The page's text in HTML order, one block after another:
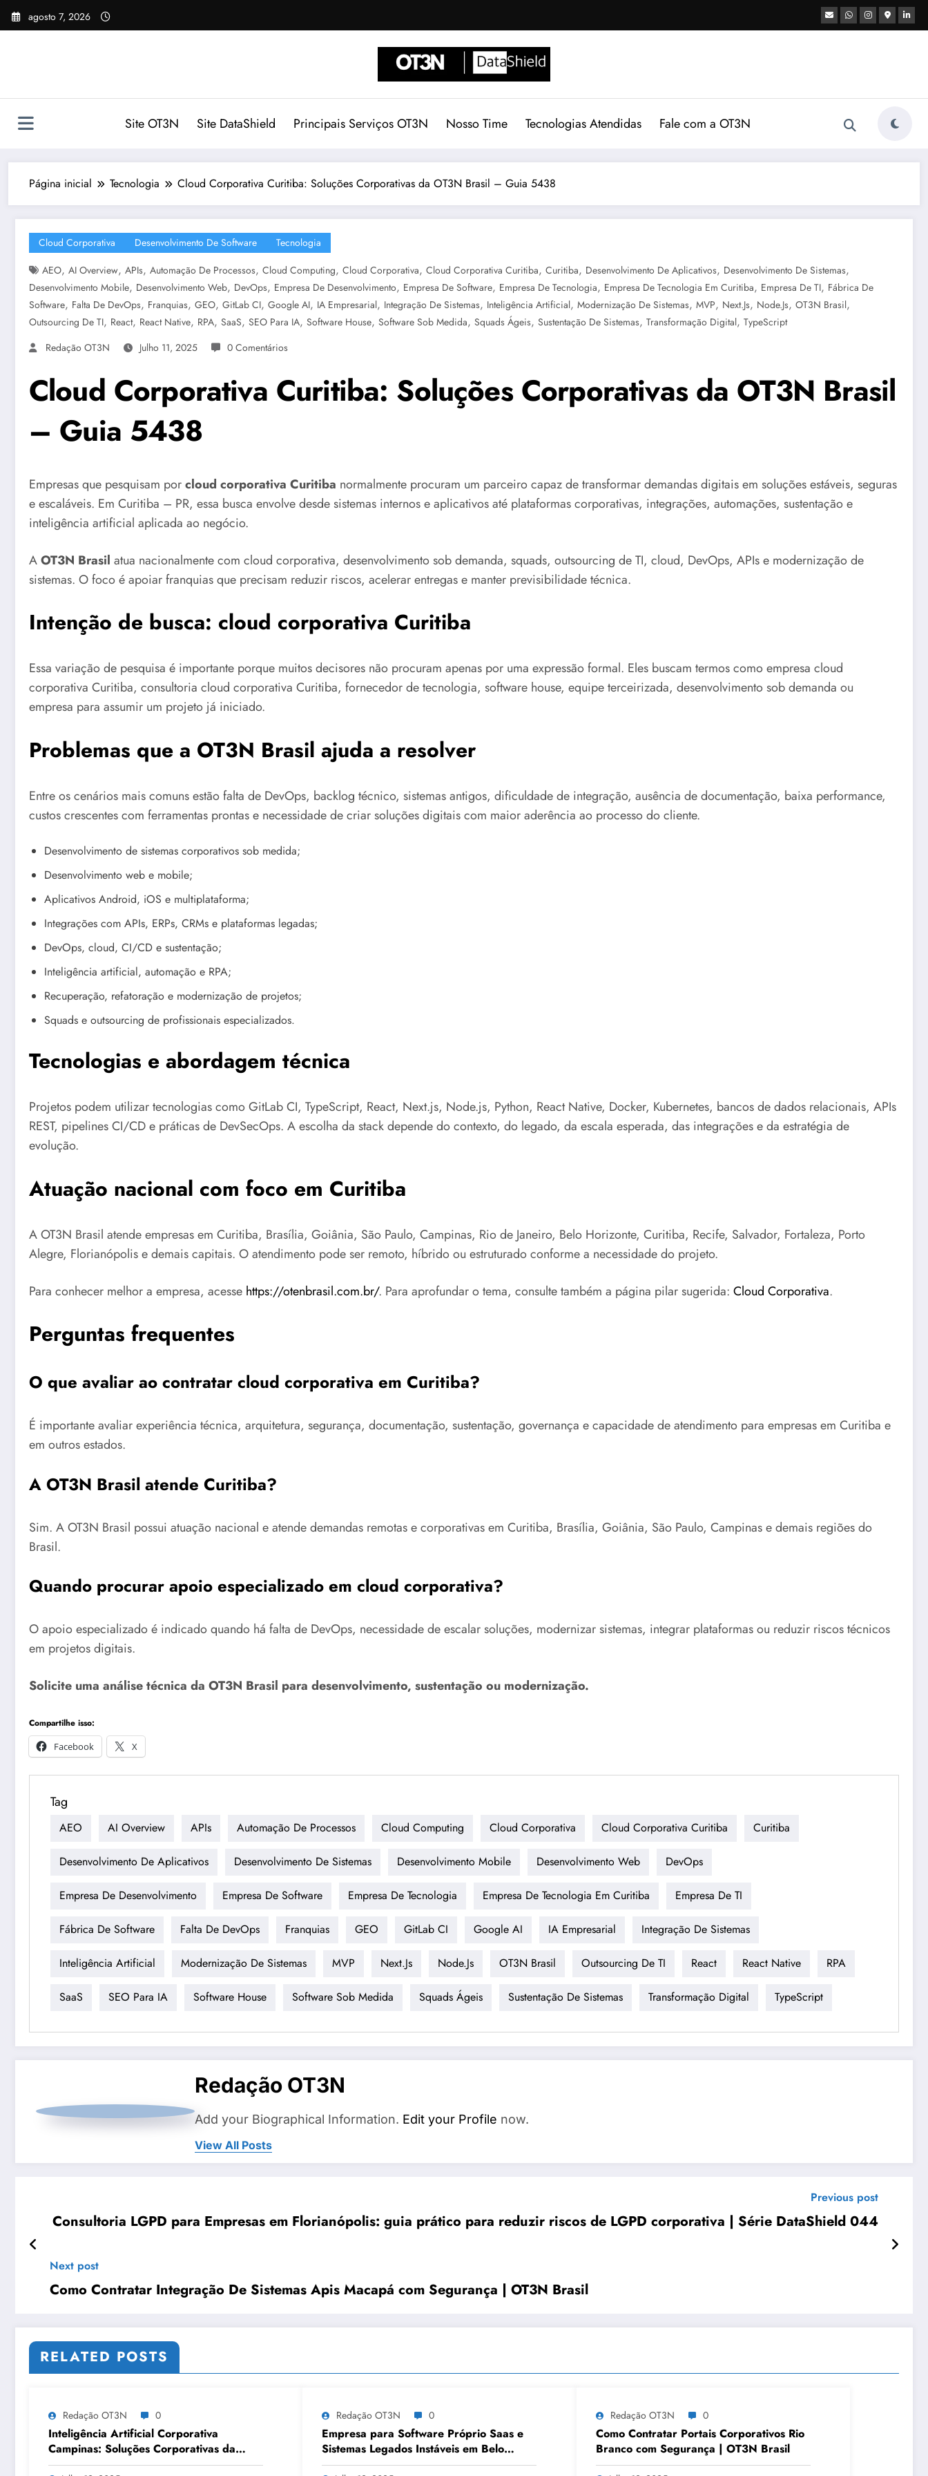
Pular
para
agosto 7, 2026
Site OT3N Site DataShield Principais Serviços OT3N Nosso Time Tecnologias Atendidas Fale com a OT3N
Página inicial Tecnologia Cloud Corporativa Curitiba: Soluções Corporativas da OT3N Brasil – Guia 5438
Cloud Corporativa Desenvolvimento De Software
Tecnologia
AEO, AI Overview, APIs, Automação De Processos, Cloud Computing, Cloud Corporativa, Cloud Corporativa Curitiba, Curitiba, Desenvolvimento De Aplicativos, Desenvolvimento De Sistemas,
Desenvolvimento Mobile, Desenvolvimento Web, DevOps, Empresa De Desenvolvimento, Empresa De Software, Empresa De Tecnologia, Empresa De Tecnologia Em Curitiba, Empresa De TI, Fábrica De
Software, Falta De DevOps, Franquias, GEO, GitLab CI, Google AI, IA Empresarial, Integração De Sistemas, Inteligência Artificial, Modernização De Sistemas, MVP, Next.js, Node.js, OT3N Brasil,
Outsourcing De TI, React, React Native, RPA, SaaS, SEO Para IA, Software House, Software Sob Medida, Squads Ágeis, Sustentação De Sistemas, Transformação Digital, TypeScript
Redação OT3N
Julho 11, 2025 0 Comentários
Cloud Corporativa Curitiba: Soluções Corporativas da OT3N Brasil
– Guia 5438
Empresas que pesquisam porcloud corporativa Curitiba normalmente procuram um parceiro capaz de transformar demandas digitais em soluções estáveis, seguras
e escaláveis. Em Curitiba – PR, essa busca envolve desde sistemas internos e aplicativos até plataformas corporativas, integrações, automações, sustentação e
inteligência artificial aplicada ao negócio.
AOT3N Brasil atua nacionalmente com cloud corporativa, desenvolvimento sob demanda, squads, outsourcing de TI, cloud, DevOps, APIs e modernização de
sistemas. O foco é apoiar franquias que precisam reduzir riscos, acelerar entregas e manter previsibilidade técnica.
Intenção de busca: cloud corporativa Curitiba
Essa variação de pesquisa é importante porque muitos decisores não procuram apenas por uma expressão formal. Eles buscam termos como empresa cloud
corporativa Curitiba, consultoria cloud corporativa Curitiba, fornecedor de tecnologia, software house, equipe terceirizada, desenvolvimento sob demanda ou
empresa para assumir um projeto já iniciado.
Problemas que a OT3N Brasil ajuda a resolver
Entre os cenários mais comuns estão falta de DevOps, backlog técnico, sistemas antigos, dificuldade de integração, ausência de documentação, baixa performance,
custos crescentes com ferramentas prontas e necessidade de criar soluções digitais com maior aderência ao processo do cliente.
Desenvolvimento de sistemas corporativos sob medida;
Desenvolvimento web e mobile;
Aplicativos Android, iOS e multiplataforma;
Integrações com APIs, ERPs, CRMs e plataformas legadas;
DevOps, cloud, CI/CD e sustentação;
Inteligência artificial, automação e RPA;
Recuperação, refatoração e modernização de projetos;
Squads e outsourcing de profissionais especializados.
Tecnologias e abordagem técnica
Projetos podem utilizar tecnologias como GitLab CI, TypeScript, React, Next.js, Node.js, Python, React Native, Docker, Kubernetes, bancos de dados relacionais, APIs
REST, pipelines CI/CD e práticas de DevSecOps. A escolha da stack depende do contexto, do legado, da escala esperada, das integrações e da estratégia de
evolução.
Atuação nacional com foco em Curitiba
A OT3N Brasil atende empresas em Curitiba, Brasília, Goiânia, São Paulo, Campinas, Rio de Janeiro, Belo Horizonte, Curitiba, Recife, Salvador, Fortaleza, Porto
Alegre, Florianópolis e demais capitais. O atendimento pode ser remoto, híbrido ou estruturado conforme a necessidade do projeto.
Para conhecer melhor a empresa, acesse https://otenbrasil.com.br/. Para aprofundar o tema, consulte também a página pilar sugerida: Cloud Corporativa.
Perguntas frequentes
O que avaliar ao contratar cloud corporativa em Curitiba?
É importante avaliar experiência técnica, arquitetura, segurança, documentação, sustentação, governança e capacidade de atendimento para empresas em Curitiba e
em outros estados.
A OT3N Brasil atende Curitiba?
Sim. A OT3N Brasil possui atuação nacional e atende demandas remotas e corporativas em Curitiba, Brasília, Goiânia, São Paulo, Campinas e demais regiões do
Brasil.
Quando procurar apoio especializado em cloud corporativa?
O apoio especializado é indicado quando há falta de DevOps, necessidade de escalar soluções, modernizar sistemas, integrar plataformas ou reduzir riscos técnicos
em projetos digitais.
Solicite uma análise técnica da OT3N Brasil para desenvolvimento, sustentação ou modernização.
Compartilhe isso:
Facebook
X
Tag
AEO AI Overview APIs Automação De Processos Cloud Computing Cloud Corporativa Cloud Corporativa Curitiba Curitiba
Desenvolvimento De Aplicativos Desenvolvimento De Sistemas Desenvolvimento Mobile Desenvolvimento Web DevOps
Empresa De Desenvolvimento Empresa De Software Empresa De Tecnologia Empresa De Tecnologia Em Curitiba Empresa De TI
Fábrica De Software Falta De DevOps Franquias GEO GitLab CI Google AI IA Empresarial Integração De Sistemas
Inteligência Artificial Modernização De Sistemas MVP Next.js Node.js OT3N Brasil Outsourcing De TI React React Native RPA
SaaS SEO Para IA Software House Software Sob Medida Squads Ágeis Sustentação De Sistemas Transformação Digital TypeScript
Redação OT3N
Add your Biographical Information. Edit your Profile now.
View All Posts
Previous post
Consultoria LGPD para Empresas em Florianópolis: guia prático para reduzir riscos de LGPD corporativa | Série DataShield 044
Next post
Como Contratar Integração De Sistemas Apis Macapá com Segurança | OT3N Brasil
RELATED POSTS
Redação OT3N 0
Inteligência Artificial Corporativa
Campinas: Soluções Corporativas da
OT3N Brasil – Guia 3083
Redação OT3N 0
Empresa para Software Próprio Saas e
Sistemas Legados Instáveis em Belo
Horizonte | OT3N Brasil – Guia 3449
Redação OT3N 0
Como Contratar Portais Corporativos Rio
Branco com Segurança | OT3N Brasil